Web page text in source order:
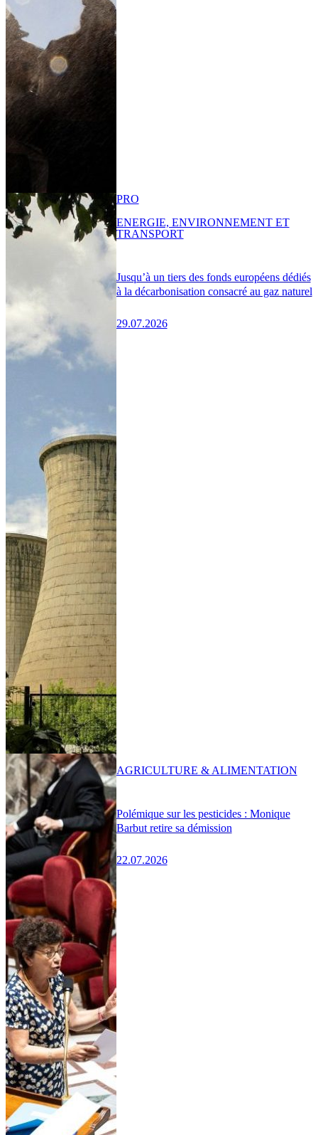
Jusqu’à un tiers des fonds européens dédiés
à la décarbonisation consacré au gaz naturel
29.07.2026
PRO
ENERGIE, ENVIRONNEMENT ET
TRANSPORT
Polémique sur les pesticides : Monique
Barbut retire sa démission
22.07.2026
AGRICULTURE & ALIMENTATION